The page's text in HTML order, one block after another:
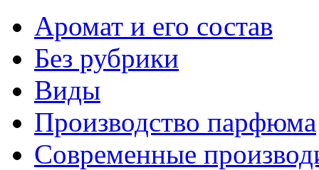
Аромат и его состав
Без рубрики
Виды
Производство парфюма
Современные